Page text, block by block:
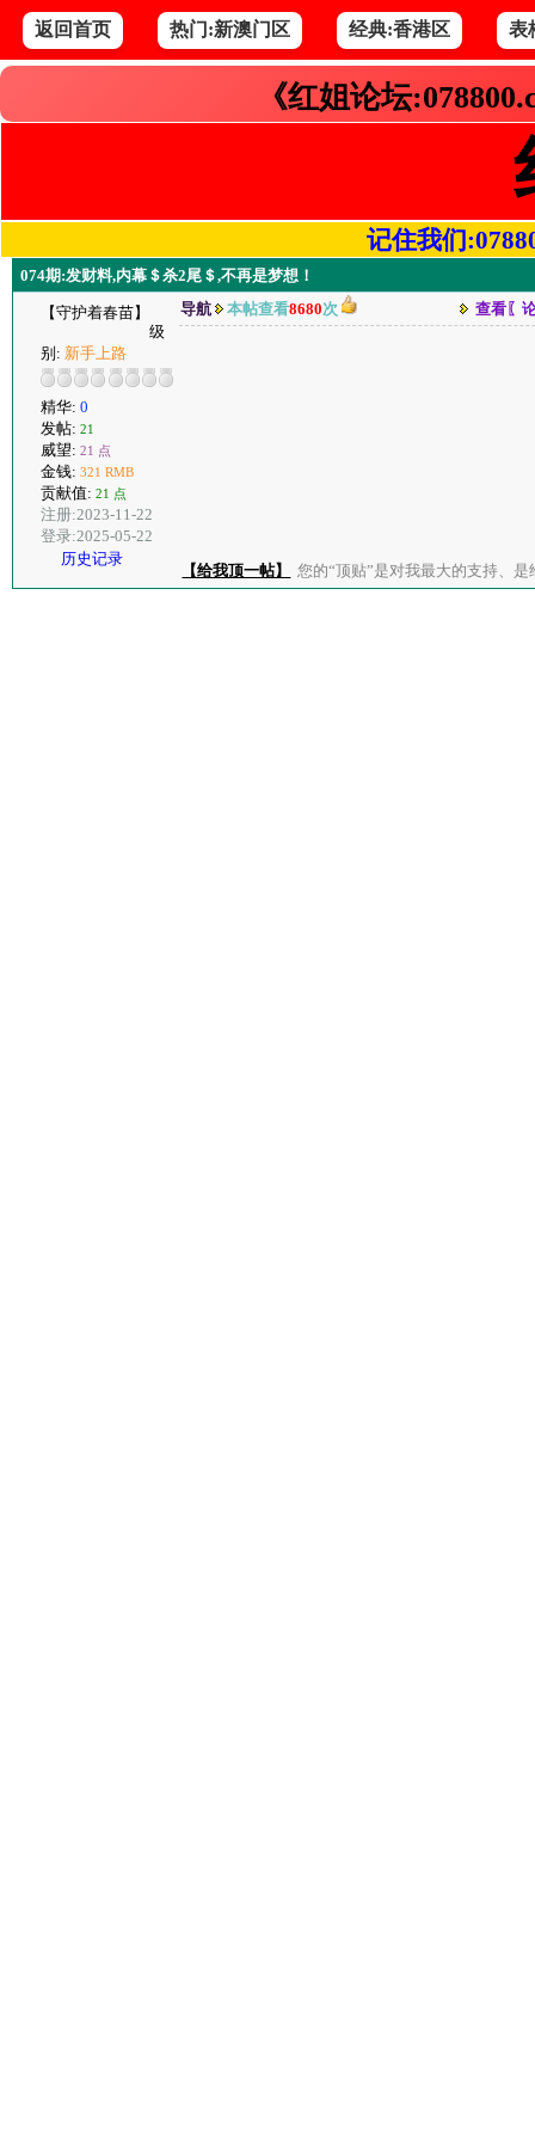
返回首页 热门:新澳门区 经典:香港区 表
《红姐论坛
记住我们
074期:发财料,内幕＄杀2尾＄,不再是梦想！
【守护着春苗】
级
别: 新手上路
精华: 0
发帖: 21
威望: 21 点
金钱: 321 RMB
贡献值: 21 点
注册:2023-11-22
登录:2025-05-22
历史记录
导航 本帖查看8680次 查看〖
【给我顶一帖】 您的“顶贴”是对我最大的支持、